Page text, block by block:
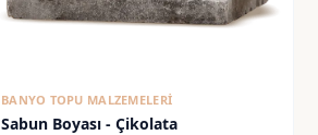
BANYO TOPU MALZEMELERI
Sabun Boyası - Çikolata